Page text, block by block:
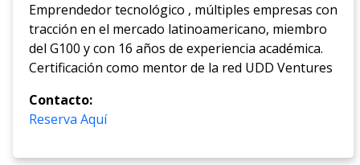
Emprendedor tecnológico , múltiples empresas con
tracción en el mercado latinoamericano, miembro
del G100 y con 16 años de experiencia académica.
Certificación como mentor de la red UDD Ventures
Contacto:
Reserva Aquí